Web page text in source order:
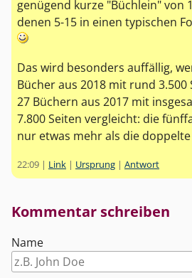
genügend kurze "Büchlein" von
denen 5-15 in einen typischen
Das wird besonders auffällig,
Bücher aus 2018 mit rund
27 Büchern aus 2017 mit
7.800 Seiten vergleicht: die
nur etwas mehr als die
22:09 | Link | Ursprung | Antwort
Kommentar schreiben
Name